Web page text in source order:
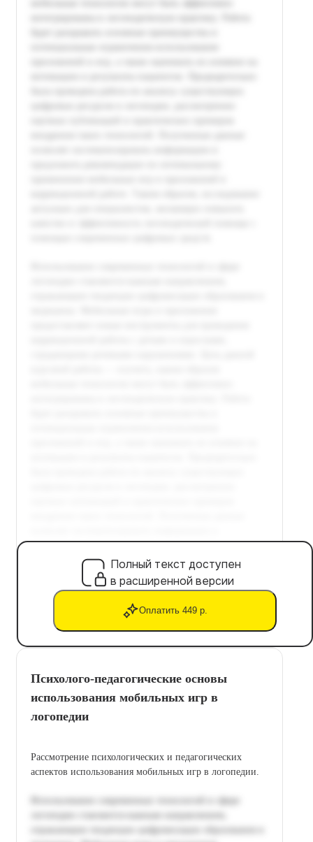
Полный текст доступен
в расширенной версии
Оплатить 449 р.
Психолого-педагогические основы
использования мобильных игр в
логопедии
Рассмотрение психологических и педагогических
аспектов использования мобильных игр в логопедии.